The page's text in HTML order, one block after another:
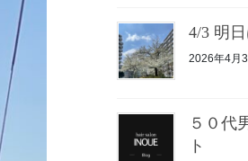
4/3 明
2026年4月3
５０代
ト